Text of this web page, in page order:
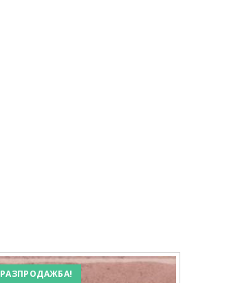
РАЗПРОДАЖБА!